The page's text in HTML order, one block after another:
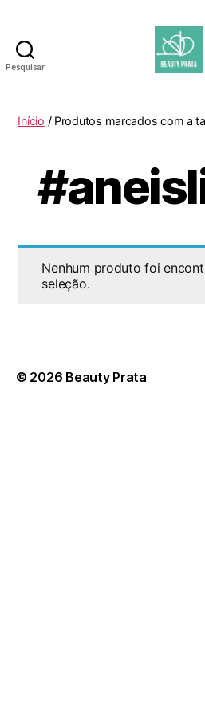
Pesquisar
Início / Produtos marcados com a
Nenhum produto foi
seleção.
© 2026 Beauty Prata